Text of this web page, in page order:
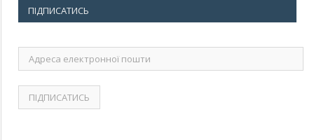
ПІДПИСАТИСЬ
Адреса
електронної